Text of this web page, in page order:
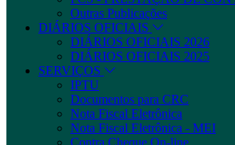
Outras Publicações
DIÁRIOS OFICIAIS
DIÁRIOS OFICIAIS 2026
DIÁRIOS OFICIAIS 2025
SERVIÇOS
IPTU
Documentos para CRC
Nota Fiscal Eletrônica
Nota Fiscal Eletrônica - MEI
Contra Cheque On-line